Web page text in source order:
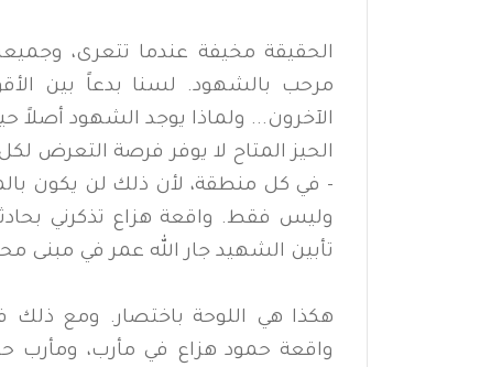
الحقيقة مخيفة عندما تتعرى،
مرحب بالشهود. لسنا بدعاً بين
الآخرون... ولماذا يوجد الشهود أصلاً
الحيز المتاح لا يوفر فرصة التعرض
- في كل منطقة، لأن ذلك لن يكون
وليس فقط. واقعة هزاع تذكرني
تأبين الشهيد جار الله عمر في مبنى
هكذا هي اللوحة باختصار. ومع
واقعة حمود هزاع في مأرب، ومأرب